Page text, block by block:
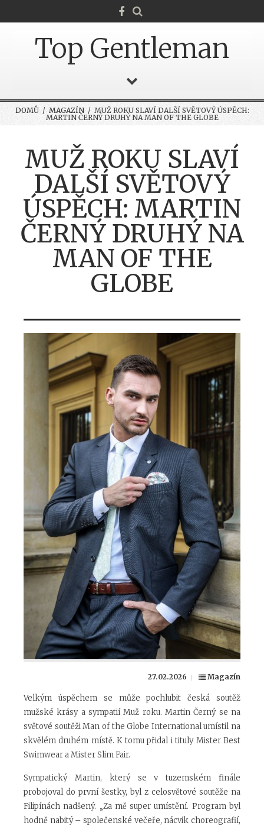
Top Gentleman
DOMŮ/ MAGAZÍN/ MUŽ ROKU SLAVÍ DALŠÍ SVĚTOVÝ ÚSPĚCH:
MARTIN ČERNÝ DRUHÝ NA MAN OF THE GLOBE
MUŽ ROKU SLAVÍ
DALŠÍ SVĚTOVÝ
ÚSPĚCH: MARTIN
ČERNÝ DRUHÝ NA
MAN OF THE
GLOBE
27.02.2026 Magazín
Velkým úspěchem se může pochlubit česká soutěž
mužské krásy a sympatií Muž roku. Martin Černý se na
světové soutěži Man of the Globe International umístil na
skvělém druhém místě. K tomu přidal i tituly Mister Best
Swimwear a Mister Slim Fair.
Sympatický Martin, který se v tuzemském finále
probojoval do první šestky, byl z celosvětové soutěže na
Filipínách nadšený. „Za mě super umístění. Program byl
hodně nabitý – společenské večeře, nácvik choreografií,